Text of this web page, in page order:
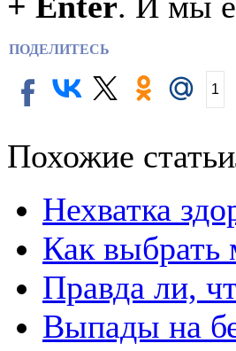
ПОДЕЛИТЕСЬ
1
Похожие статьи
Нехватка
Как выбрать
Правда ли,
Выпады на